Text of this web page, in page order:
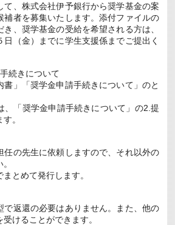
、株式会社伊予銀行から奨学基金の案
補者を募集いたします。添付ファイルの
、奨学基金の受給を希望される方は、
日（金）までに学生支援係までご提出く
続きについて
」「奨学金申請手続きについて」のと
「奨学金申請手続きについて」の2.提
。
任の先生に依頼しますので、それ以外の
とめて発行します。
で返還の必要はありません。また、他の
けることができます。